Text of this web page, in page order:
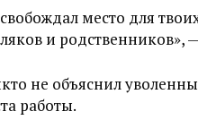
место для
и родственников»,
не объяснил
работы.